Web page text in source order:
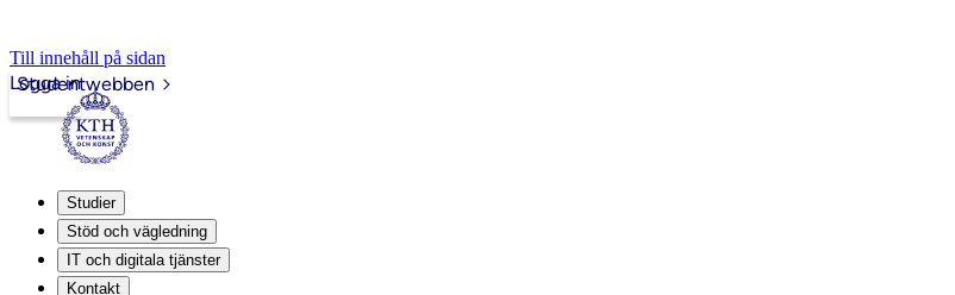
Till innehåll på sidan
Studentwebben
Logga in
Studier
Stöd och vägledning
IT och digitala tjänster
Kontakt